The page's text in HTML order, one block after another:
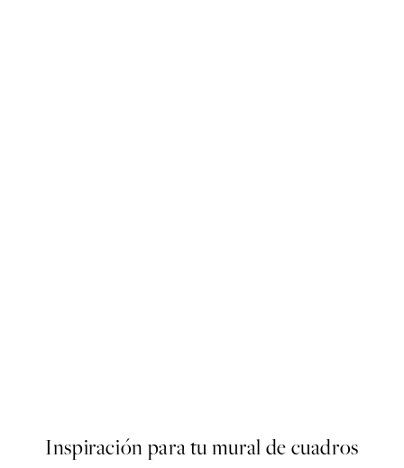
Inspiración para tu mural de cuadros